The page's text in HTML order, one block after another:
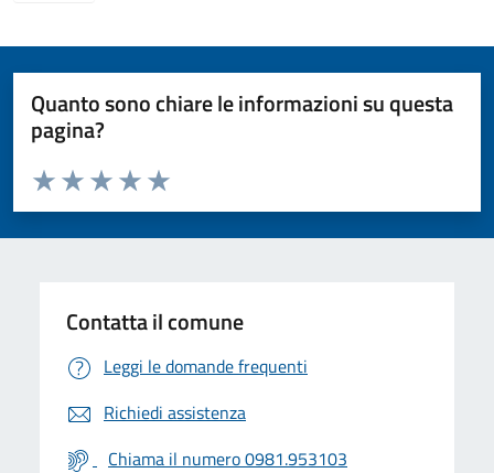
Quanto sono chiare le informazioni su questa
pagina?
Valuta da 1 a 5 stelle la pagina
Valuta 5 stelle su 5
Valuta 4 stelle su 5
Valuta 3 stelle su 5
Valuta 2 stelle su 5
Valuta 1 stelle su 5
Contatta il comune
Leggi le domande frequenti
Richiedi assistenza
Chiama il numero 0981.953103